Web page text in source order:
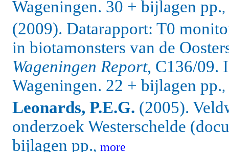
Wageningen. 30 + bijlagen pp.,
(2009). Datarapport: T0
in biotamonsters van de
Wageningen Report, C136/09.
Wageningen. 22 + bijlagen pp.,
Leonards, P.E.G. (2005).
onderzoek Westerschelde
bijlagen pp., more